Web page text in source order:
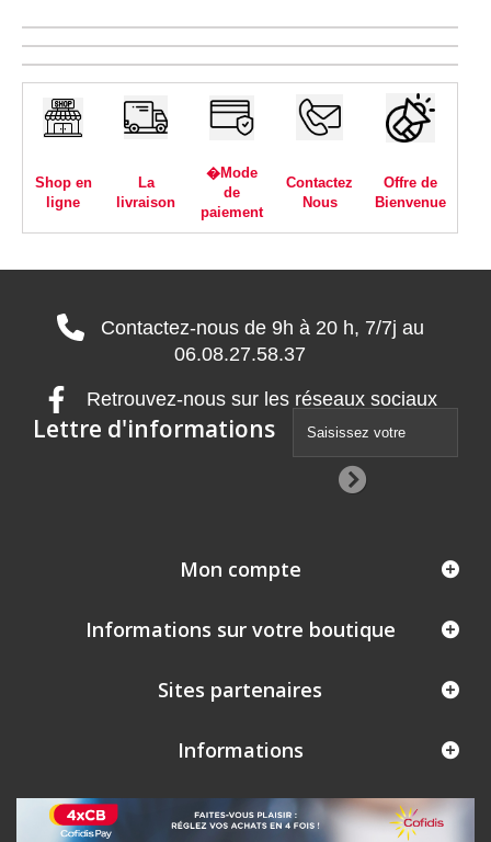
Shop en
ligne
La
livraison
�Mode
de
paiement
Contactez
Nous
Offre de
Bienvenue
Contactez-nous de 9h à 20 h, 7/7j au
06.08.27.58.37
Retrouvez-nous sur les réseaux sociaux
Lettre d'informations
Mon compte
Informations sur votre boutique
Sites partenaires
Informations